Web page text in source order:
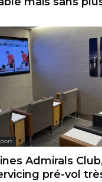
Admirals
pré-vol